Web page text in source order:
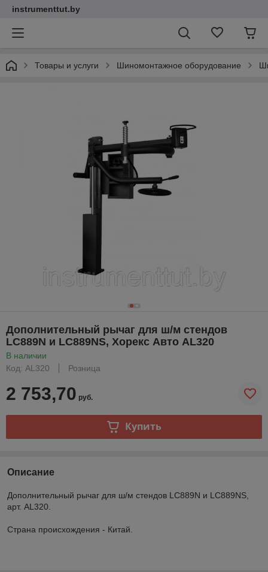
instrumenttut.by
Товары и услуги Шиномонтажное оборудование
Дополнительный рычаг для ш/м стендов
LC889N и LC889NS, Хорекс Авто AL320
В наличии
Код: AL320
Розница
2 753,70 руб.
Купить
Описание
Дополнительный рычаг для ш/м стендов LC889N и LC889NS,
арт. AL320.
Страна происхождения - Китай.